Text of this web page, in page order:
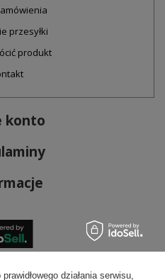
przesyłki
produkt
konto
płatności działania serwisu,